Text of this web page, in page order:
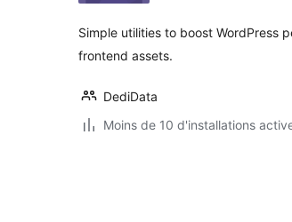
Simple utilities to boost WordPress
frontend assets.
DediData
Moins de 10 d'installations